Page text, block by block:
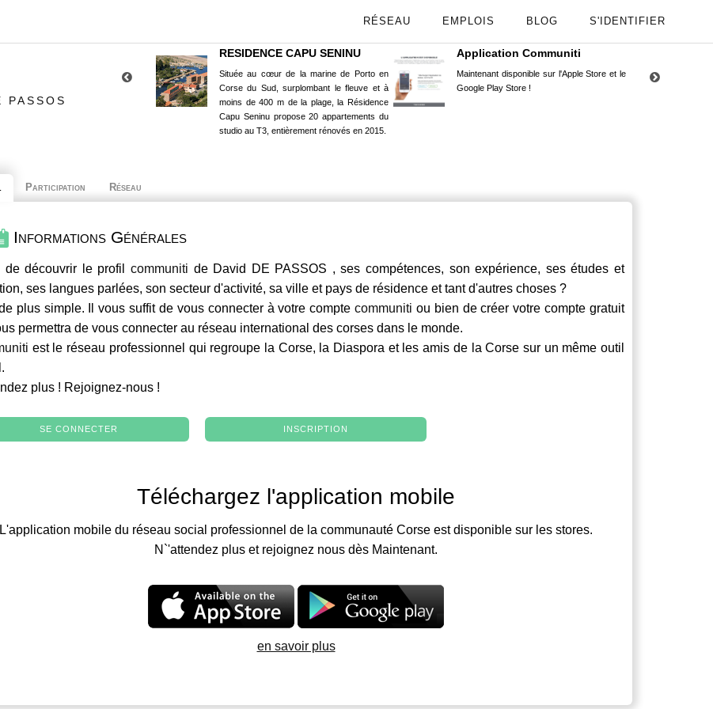
RÉSEAU EMPLOIS BLOG S'IDENTIFIER
PASSOS
RESIDENCE CAPU SENINU
Située au cœur de la marine de Porto en
Corse du Sud, surplombant le fleuve et à
moins de 400 m de la plage, la Résidence
Capu Seninu propose 20 appartements du
studio au T3, entièrement rénovés en 2015.
Application Communiti
Maintenant disponible sur l'Apple Store et le
Google Play Store !
Participation Réseau
Informations Générales
de découvrir le profil communiti de David DE PASSOS , ses compétences, son expérience, ses études et
ses langues parlées, son secteur d'activité, sa ville et pays de résidence et tant d'autres choses ?
plus simple. Il vous suffit de vous connecter à votre comptecommuniti ou bien de créer votre compte gratuit
permettra de vous connecter au réseau international des corses dans le monde.
est le réseau professionnel qui regroupe la Corse, la Diaspora et les amis de la Corse sur un même outil
plus ! Rejoignez-nous !
SE CONNECTER INSCRIPTION
Téléchargez l'application mobile
L'application mobile du réseau social professionnel de la communauté Corse est disponible sur les stores.
N`'attendez plus et rejoignez nous dès Maintenant.
en savoir plus